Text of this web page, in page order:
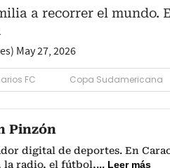
a recorrer el mundo.
May 27, 2026
FC Copa Sudamericana
Pinzón
digital de deportes. En
la radio, el fútbol,... Leer más